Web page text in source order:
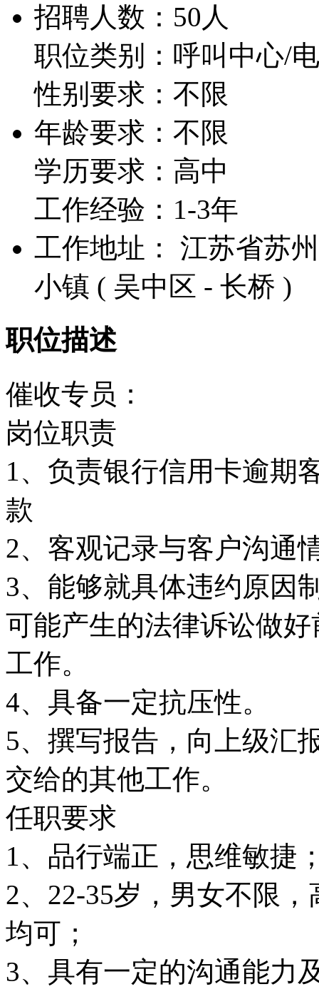
招聘人数：50人
职位类别：呼叫中心/
性别要求：不限
年龄要求：不限
学历要求：高中
工作经验：1-3年
工作地址： 江苏省苏
小镇 ( 吴中区 - 长桥 )
职位描述
催收专员：
岗位职责
1、负责银行信用卡逾期
款
2、客观记录与客户沟通
3、能够就具体违约原因
可能产生的法律诉讼做
工作。
4、具备一定抗压性。
5、撰写报告，向上级汇
交给的其他工作。
任职要求
1、品行端正，思维敏捷
2、22-35岁，男女不限
均可；
3、具有一定的沟通能力